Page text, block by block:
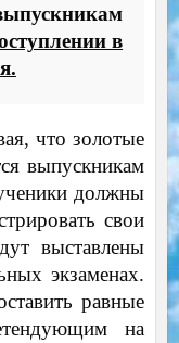
в
что золотые
выпускникам
должны
свои
выставлены
экзаменах.
равные
на